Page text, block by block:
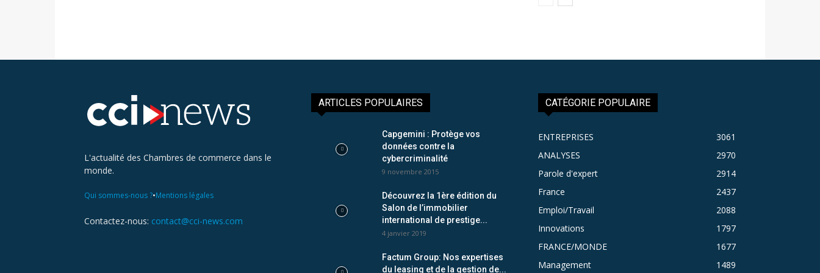
L'actualité des Chambres de commerce dans le
monde.
Qui sommes-nous ?•Mentions légales
Contactez-nous: contact@cci-news.com
ARTICLES POPULAIRES
Capgemini : Protège vos
données contre la
cybercriminalité
9 novembre 2015
Découvrez la 1ère édition du
Salon de l’immobilier
international de prestige...
4 janvier 2019
Factum Group: Nos expertises
du leasing et de la gestion de...
CATÉGORIE POPULAIRE
ENTREPRISES
3061
ANALYSES
2970
Parole d'expert
2914
France
2437
Emploi/Travail
2088
Innovations
1797
FRANCE/MONDE
1677
Management
1489